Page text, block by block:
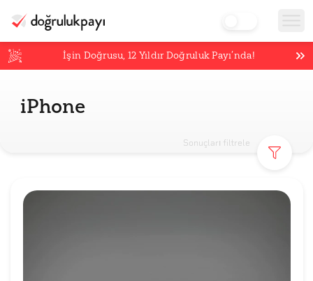
İşin Doğrusu,12 Yıldır Doğruluk Payı’nda!
iPhone
Sonuçları filtrele